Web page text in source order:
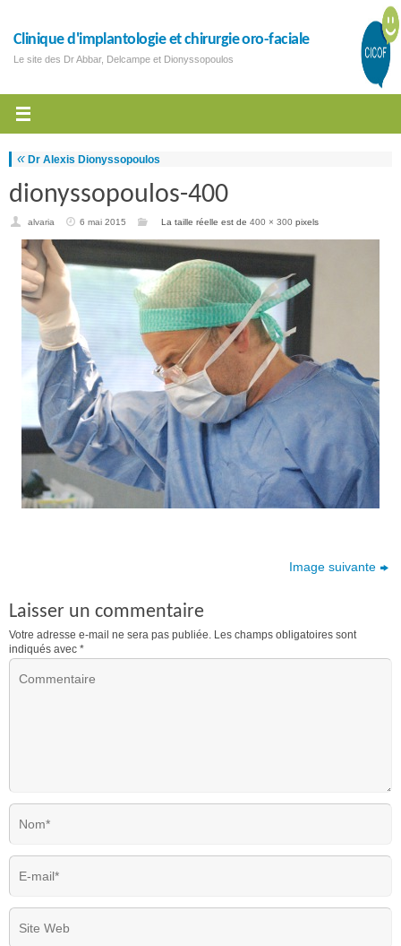
Clinique d'implantologie et chirurgie oro-faciale
Le site des Dr Abbar, Delcampe et Dionyssopoulos
« Dr Alexis Dionyssopoulos
dionyssopoulos-400
alvaria 6 mai 2015 La taille réelle est de 400 × 300 pixels
Image suivante
Laisser un commentaire
Votre adresse e-mail ne sera pas publiée. Les champs obligatoires sont
indiqués avec *